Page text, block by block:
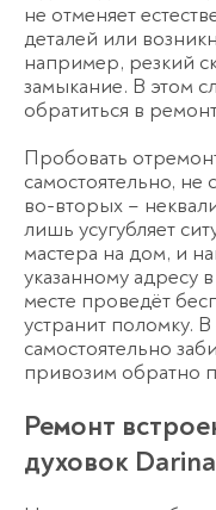
не отменяет
деталей или
например, резкий
замыкание. В этом
обратиться в
Пробовать
самостоятельно, не
во-вторых –
лишь усугубляет
мастера на дом, и
указанному адресу
месте проведёт
устранит поломку.
самостоятельно
привозим обратно
Ремонт
духовок Darina